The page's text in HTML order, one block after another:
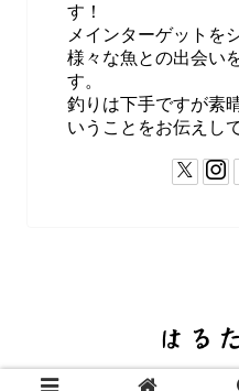
す！
メインターゲットを
様々な魚との出会い
す。
釣りは下手ですが素
いうことをお伝えし